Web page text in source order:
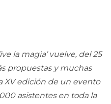
la magia’ vuelve, del 25
propuestas y muchas
XV edición de un evento
asistentes en toda la